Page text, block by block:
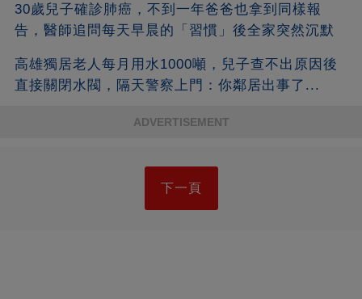
30歲兒子確診肺癌，不到一年爸爸也拿到同樣報
告，醫師追問每天早晨的「習慣」後全家突然沉默
高雄獨居老人每月用水1000噸，兒子查不出原因後
直接關閉水閥，隔天警察上門：你鄰居出事了...
ADVERTISEMENT
下一頁